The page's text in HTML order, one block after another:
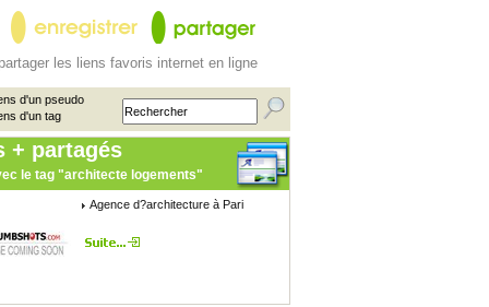
les liens favoris internet en ligne
d'un pseudo
d'un tag
+ partagés
le tag "architecte logements"
Agence d?architecture à Pari